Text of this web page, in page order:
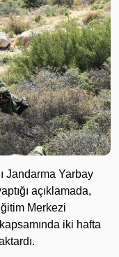
Jandarma Yarbay
açıklamada,
Merkezi
iki hafta